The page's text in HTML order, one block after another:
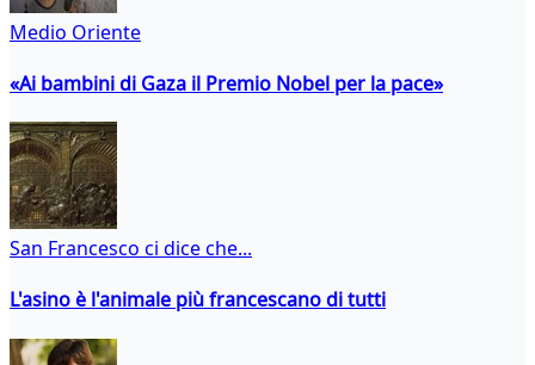
Medio Oriente
«Ai bambini di Gaza il Premio Nobel per la pace»
San Francesco ci dice che...
L'asino è l'animale più francescano di tutti